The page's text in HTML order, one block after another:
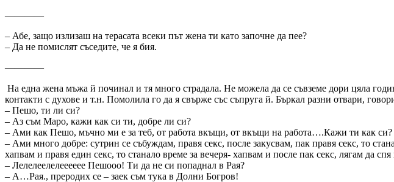
————
– Абе, защо излизаш на терасата всеки път жена ти като започне да пее?
– Да не помислят съседите, че я бия.
————
На една жена мъжа й починал и тя много страдала. Не можела да се съвземе дори цяла
контакти с духове и т.н. Помолила го да я свърже със съпруга й. Бъркал разни отвари,
– Пешо, ти ли си?
– Аз съм Маро, кажи как си ти, добре ли си?
– Ами как Пешо, мъчно ми е за теб, от работа вкъщи, от вкъщи на работа….Кажи ти как си?
– Ами много добре: сутрин се събуждам, правя секс, после закусвам, пак правя секс, то
хапвам и правя един секс, то станало време за вечеря- хапвам и после пак секс, лягам да
– Лелелеелелееееее Пешооо! Ти да не си попаднал в Рая?
– А…Рая., преродих се – заек съм тука в Долни Богров!